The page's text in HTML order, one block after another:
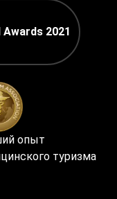
2021
опыт
туризма